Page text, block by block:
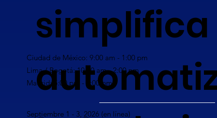
simplifica
Septiembre 1 - 3, 2026 (en línea)
Ciudad de México: 9:00 am - 1:00 pm
Lima / Bogotá: 10:00 am - 2:00 pm
Madrid: 5:00 pm - 9:00 pm